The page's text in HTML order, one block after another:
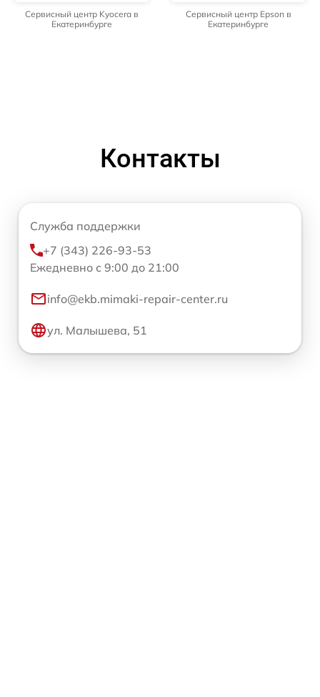
Сервисный центр Kyocera в
Екатеринбурге
Сервисный центр Epson в
Екатеринбурге
Контакты
Служба поддержки
+7 (343) 226-93-53
Ежедневно с 9:00 до 21:00
info@ekb.mimaki-repair-center.ru
ул. Малышева, 51